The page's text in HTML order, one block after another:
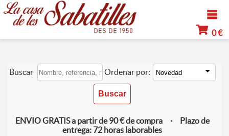
0 €
Buscar Ordenar por:
ENVIO GRATIS a partir de 90 € de compra · Plazo de
entrega: 72 horas laborables